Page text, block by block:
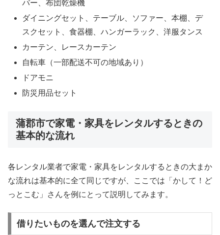
バー、布団乾燥機
ダイニングセット、テーブル、ソファー、本棚、デ
スクセット、食器棚、ハンガーラック、洋服タンス
カーテン、レースカーテン
自転車（一部配送不可の地域あり）
ドアモニ
防災用品セット
蒲郡市で家電・家具をレンタルするときの
基本的な流れ
各レンタル業者で家電・家具をレンタルするときの大まか
な流れは基本的に全て同じですが、ここでは「かして！ど
っとこむ」さんを例にとって説明してみます。
借りたいものを選んで注文する